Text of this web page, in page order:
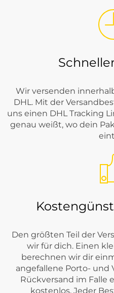
Wir versenden
DHL. Mit der
uns einen DHL Tracking
genau weißt, wo dein
Den größten Teil der
wir für dich. Einen
berechnen wir dir
angefallene Porto- und
Rückversand im Falle
kostenlos. Jeder